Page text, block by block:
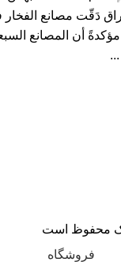
دَقّت مصانع الفخار
أن المصانع
...
محفوظ است
فروشگاه